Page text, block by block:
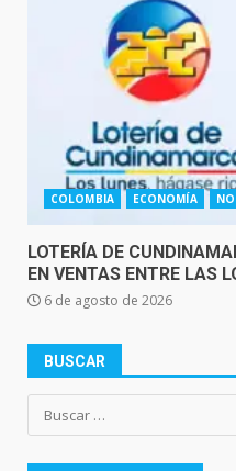
COLOMBIA ECONOMÍA
LOTERÍA DE
EN VENTAS ENTRE LAS
6 de agosto de 2026
BUSCAR
Buscar: